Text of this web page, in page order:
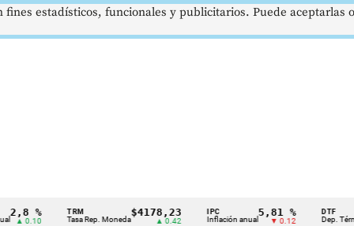
%
Tasa Rep. Moneda
$4178,23
▲ 0.42 Inflación anual
5,81 %
▼ 0.12 Dep. Término
estadísticos, funcionales y publicitarios. Puede aceptarlas